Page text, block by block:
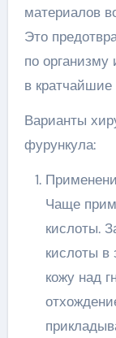
материалов
Это
по
в кратчайшие
Варианты
фурункула:
Чаще
кислоты.
кислоты в
кожу над